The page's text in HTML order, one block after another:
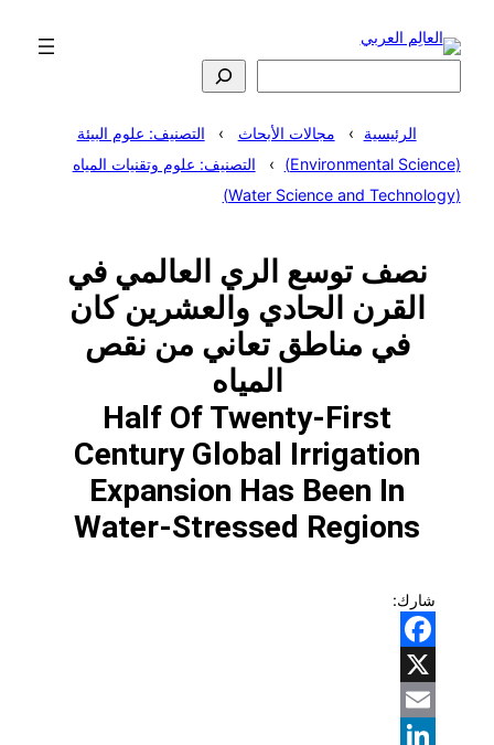
المحتوى
الرئيسية مجالات الأبحاث
التصنيف: علوم البيئة
(Environmental Science)
التصنيف: علوم وتقنيات المياه
(Water Science and Technology)
نصف توسع الري العالمي في
القرن الحادي والعشرين كان
في مناطق تعاني من نقص
المياه
Half Of Twenty-First
Century Global Irrigation
Expansion Has Been In
Water-Stressed Regions
شارك:
Facebook
X
Email